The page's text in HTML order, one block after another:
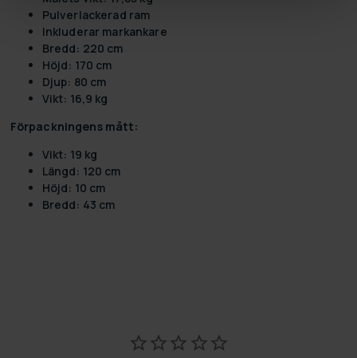
Pulverlackerad ram
Inkluderar markankare
Bredd: 220 cm
Höjd: 170 cm
Djup: 80 cm
Vikt: 16,9 kg
Förpackningens mått:
Vikt: 19 kg
Längd: 120 cm
Höjd: 10 cm
Bredd: 43 cm